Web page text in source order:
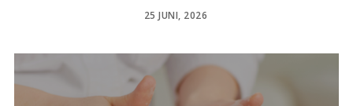
POSTED
25 JUNI, 2026